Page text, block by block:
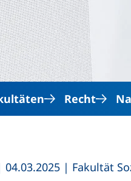
Recht
04.03.2025 | Fakultät